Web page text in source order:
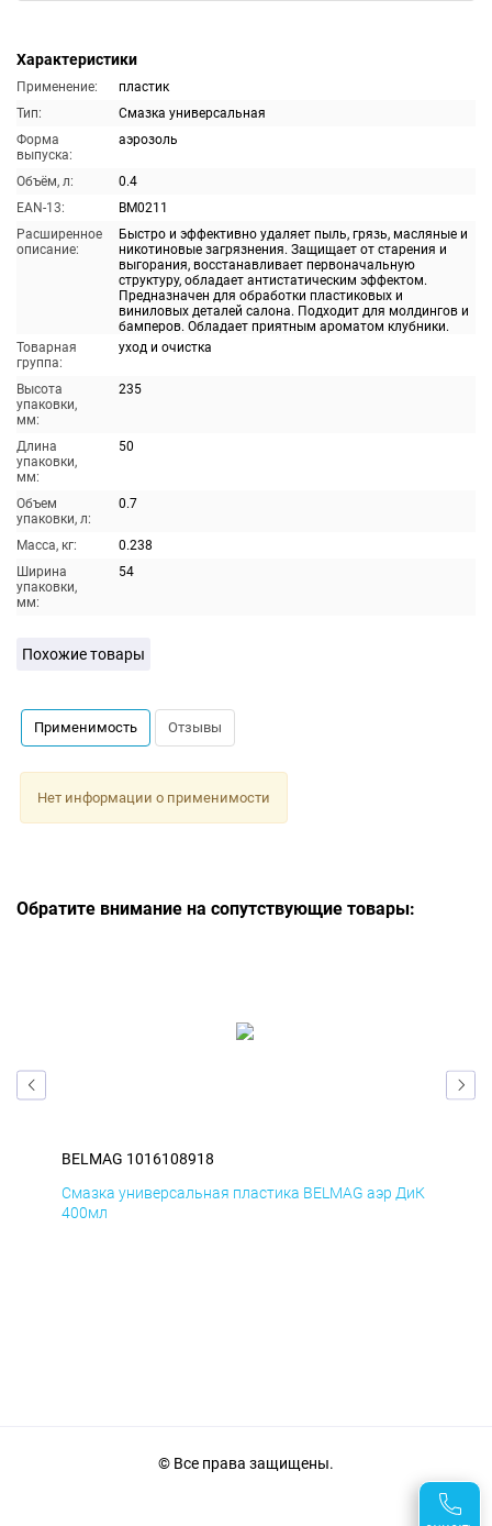
Характеристики
Применение:
пластик
Тип:
Смазка универсальная
Форма
выпуска:
аэрозоль
Объём, л:
0.4
EAN-13:
BM0211
Расширенное
описание:
Быстро и эффективно удаляет пыль, грязь, масляные и
никотиновые загрязнения. Защищает от старения и
выгорания, восстанавливает первоначальную
структуру, обладает антистатическим эффектом.
Предназначен для обработки пластиковых и
виниловых деталей салона. Подходит для молдингов и
бамперов. Обладает приятным ароматом клубники.
Товарная
группа:
уход и очистка
Высота
упаковки,
мм:
235
Длина
упаковки,
мм:
50
Объем
упаковки, л:
0.7
Масса, кг:
0.238
Ширина
упаковки,
мм:
54
Похожие товары
Применимость Отзывы
Нет информации о применимости
Обратите внимание на сопутствующие товары:
BELMAG 1016108918
Смазка универсальная пластика BELMAG аэр ДиК
400мл
© Все права защищены.